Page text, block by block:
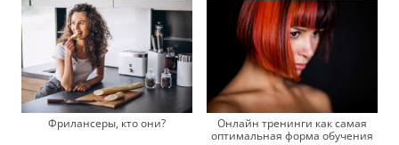
Фрилансеры, кто они?
Онлайн тренинги как самая
оптимальная форма обучения